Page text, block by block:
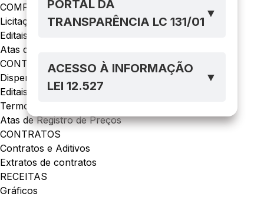
PORTAL DA
TRANSPARÊNCIA LC 131/01
▼
ACESSO À INFORMAÇÃO
LEI 12.527
▼
COMPRAS
Licitações
Editais de Licitações
Atas de Registro de Preço
CONTRATAÇÕES DIRETAS
Dispensas e Inexigibilidades
Editais de Dispensa de Licitação
Termo de Referência de Dispensa
Atas de Registro de Preços
CONTRATOS
Contratos e Aditivos
Extratos de contratos
RECEITAS
Gráficos